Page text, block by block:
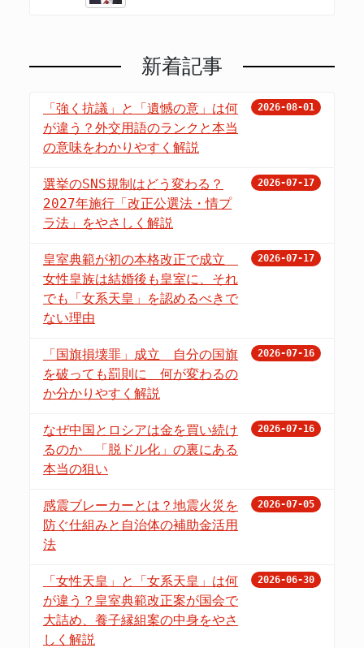
新着記事
「強く抗議」と「遺憾の意」は何
が違う？外交用語のランクと本当
の意味をわかりやすく解説
2026-08-01
選挙のSNS規制はどう変わる？
2027年施行「改正公選法・情プ
ラ法」をやさしく解説
2026-07-17
皇室典範が初の本格改正で成立
女性皇族は結婚後も皇室に、それ
でも「女系天皇」を認めるべきで
ない理由
2026-07-17
「国旗損壊罪」成立 自分の国旗
を破っても罰則に 何が変わるの
か分かりやすく解説
2026-07-16
なぜ中国とロシアは金を買い続け
るのか 「脱ドル化」の裏にある
本当の狙い
2026-07-16
感震ブレーカーとは？地震火災を
防ぐ仕組みと自治体の補助金活用
法
2026-07-05
「女性天皇」と「女系天皇」は何
が違う？皇室典範改正案が国会で
大詰め、養子縁組案の中身をやさ
しく解説
2026-06-30